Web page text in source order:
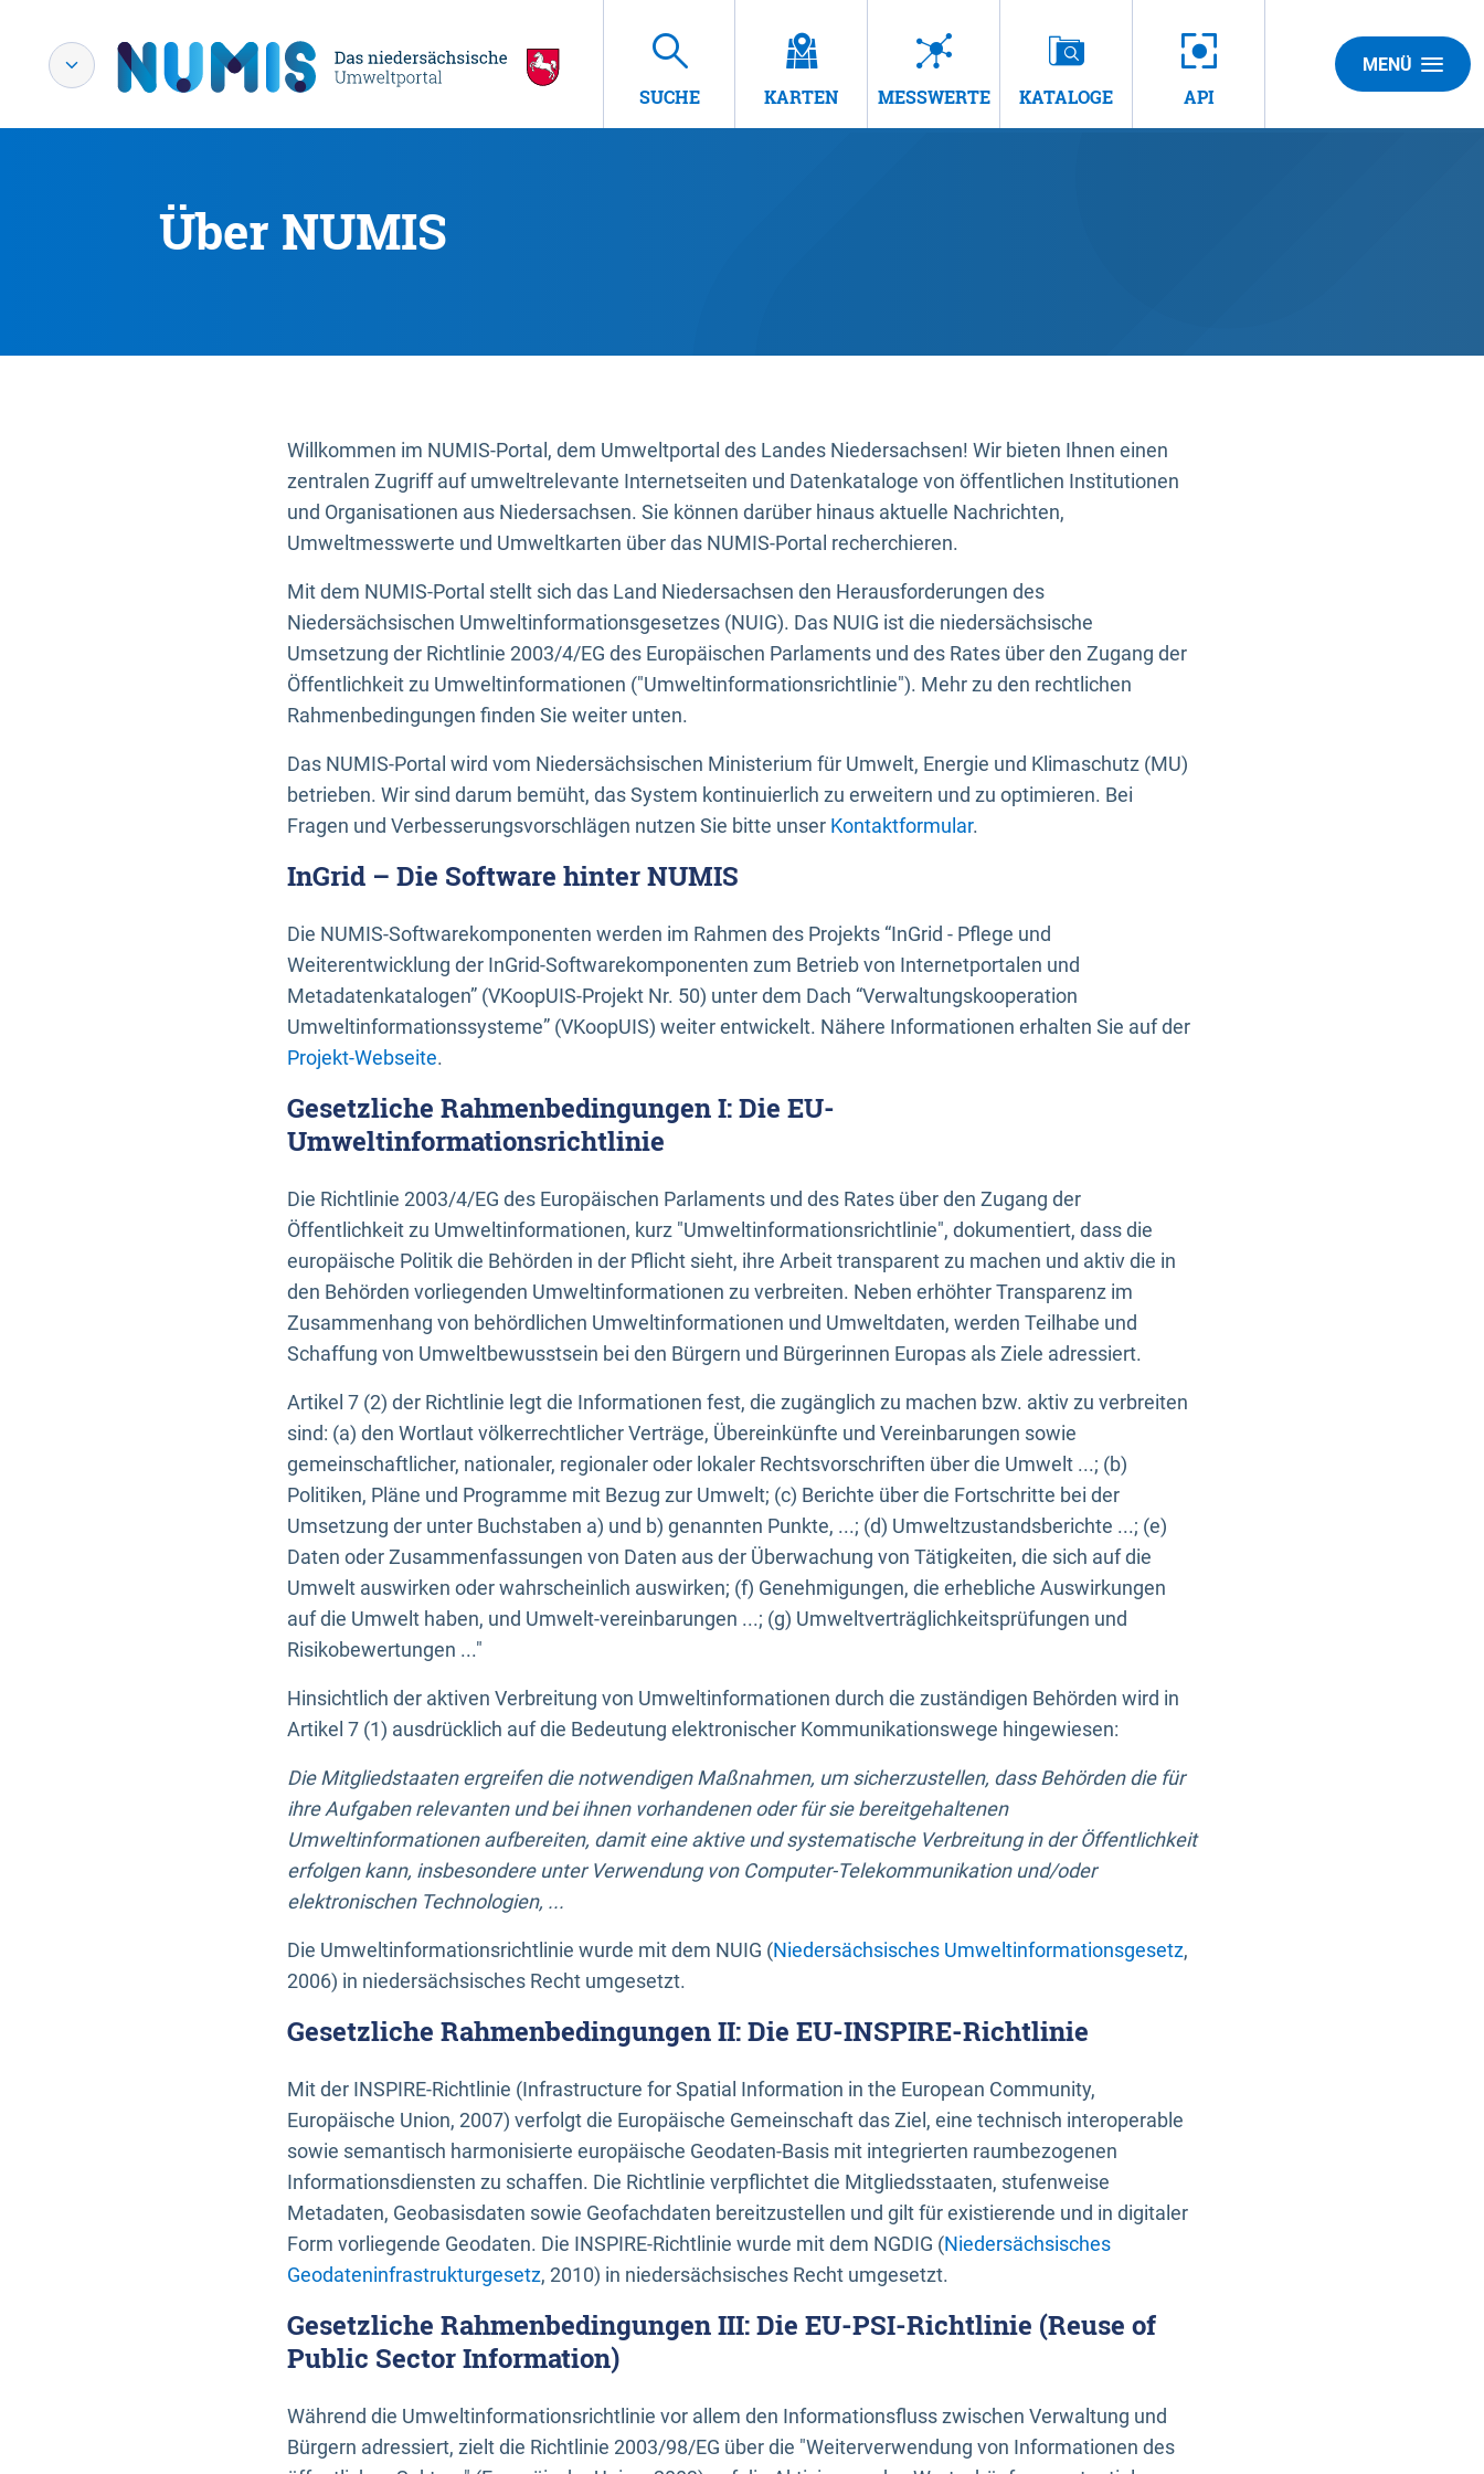
SUCHE KARTEN MESSWERTE KATALOGE API
MENÜ
Über NUMIS
Willkommen im NUMIS-Portal, dem Umweltportal des Landes Niedersachsen! Wir bieten Ihnen einen
zentralen Zugriff auf umweltrelevante Internetseiten und Datenkataloge von öffentlichen Institutionen
und Organisationen aus Niedersachsen. Sie können darüber hinaus aktuelle Nachrichten,
Umweltmesswerte und Umweltkarten über das NUMIS-Portal recherchieren.
Mit dem NUMIS-Portal stellt sich das Land Niedersachsen den Herausforderungen des
Niedersächsischen Umweltinformationsgesetzes (NUIG). Das NUIG ist die niedersächsische
Umsetzung der Richtlinie 2003/4/EG des Europäischen Parlaments und des Rates über den Zugang der
Öffentlichkeit zu Umweltinformationen ("Umweltinformationsrichtlinie"). Mehr zu den rechtlichen
Rahmenbedingungen finden Sie weiter unten.
Das NUMIS-Portal wird vom Niedersächsischen Ministerium für Umwelt, Energie und Klimaschutz (MU)
betrieben. Wir sind darum bemüht, das System kontinuierlich zu erweitern und zu optimieren. Bei
Fragen und Verbesserungsvorschlägen nutzen Sie bitte unser Kontaktformular.
InGrid – Die Software hinter NUMIS
Die NUMIS-Softwarekomponenten werden im Rahmen des Projekts “InGrid - Pflege und
Weiterentwicklung der InGrid-Softwarekomponenten zum Betrieb von Internetportalen und
Metadatenkatalogen” (VKoopUIS-Projekt Nr. 50) unter dem Dach “Verwaltungskooperation
Umweltinformationssysteme” (VKoopUIS) weiter entwickelt. Nähere Informationen erhalten Sie auf der
Projekt-Webseite.
Gesetzliche Rahmenbedingungen I: Die EU-
Umweltinformationsrichtlinie
Die Richtlinie 2003/4/EG des Europäischen Parlaments und des Rates über den Zugang der
Öffentlichkeit zu Umweltinformationen, kurz "Umweltinformationsrichtlinie", dokumentiert, dass die
europäische Politik die Behörden in der Pflicht sieht, ihre Arbeit transparent zu machen und aktiv die in
den Behörden vorliegenden Umweltinformationen zu verbreiten. Neben erhöhter Transparenz im
Zusammenhang von behördlichen Umweltinformationen und Umweltdaten, werden Teilhabe und
Schaffung von Umweltbewusstsein bei den Bürgern und Bürgerinnen Europas als Ziele adressiert.
Artikel 7 (2) der Richtlinie legt die Informationen fest, die zugänglich zu machen bzw. aktiv zu verbreiten
sind: (a) den Wortlaut völkerrechtlicher Verträge, Übereinkünfte und Vereinbarungen sowie
gemeinschaftlicher, nationaler, regionaler oder lokaler Rechtsvorschriften über die Umwelt ...; (b)
Politiken, Pläne und Programme mit Bezug zur Umwelt; (c) Berichte über die Fortschritte bei der
Umsetzung der unter Buchstaben a) und b) genannten Punkte, ...; (d) Umweltzustandsberichte ...; (e)
Daten oder Zusammenfassungen von Daten aus der Überwachung von Tätigkeiten, die sich auf die
Umwelt auswirken oder wahrscheinlich auswirken; (f) Genehmigungen, die erhebliche Auswirkungen
auf die Umwelt haben, und Umwelt-vereinbarungen ...; (g) Umweltverträglichkeitsprüfungen und
Risikobewertungen ..."
Hinsichtlich der aktiven Verbreitung von Umweltinformationen durch die zuständigen Behörden wird in
Artikel 7 (1) ausdrücklich auf die Bedeutung elektronischer Kommunikationswege hingewiesen:
Die Mitgliedstaaten ergreifen die notwendigen Maßnahmen, um sicherzustellen, dass Behörden die für
ihre Aufgaben relevanten und bei ihnen vorhandenen oder für sie bereitgehaltenen
Umweltinformationen aufbereiten, damit eine aktive und systematische Verbreitung in der Öffentlichkeit
erfolgen kann, insbesondere unter Verwendung von Computer-Telekommunikation und/oder
elektronischen Technologien, ...
Die Umweltinformationsrichtlinie wurde mit dem NUIG (Niedersächsisches Umweltinformationsgesetz,
2006) in niedersächsisches Recht umgesetzt.
Gesetzliche Rahmenbedingungen II: Die EU-INSPIRE-Richtlinie
Mit der INSPIRE-Richtlinie (Infrastructure for Spatial Information in the European Community,
Europäische Union, 2007) verfolgt die Europäische Gemeinschaft das Ziel, eine technisch interoperable
sowie semantisch harmonisierte europäische Geodaten-Basis mit integrierten raumbezogenen
Informationsdiensten zu schaffen. Die Richtlinie verpflichtet die Mitgliedsstaaten, stufenweise
Metadaten, Geobasisdaten sowie Geofachdaten bereitzustellen und gilt für existierende und in digitaler
Form vorliegende Geodaten. Die INSPIRE-Richtlinie wurde mit dem NGDIG (Niedersächsisches
Geodateninfrastrukturgesetz, 2010) in niedersächsisches Recht umgesetzt.
Gesetzliche Rahmenbedingungen III: Die EU-PSI-Richtlinie (Reuse of
Public Sector Information)
Während die Umweltinformationsrichtlinie vor allem den Informationsfluss zwischen Verwaltung und
Bürgern adressiert, zielt die Richtlinie 2003/98/EG über die "Weiterverwendung von Informationen des